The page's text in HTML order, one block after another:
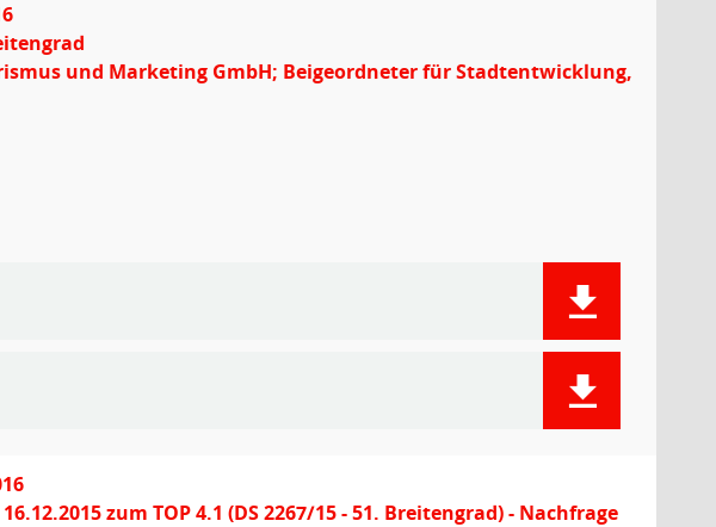
und Marketing GmbH; Beigeordneter für Stadtentwicklung,
zum TOP 4.1 (DS 2267/15 - 51. Breitengrad) - Nachfrage